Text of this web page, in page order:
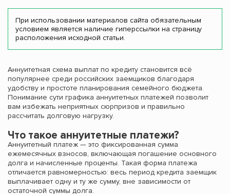
При использовании материалов сайта обязательным
условием является наличие гиперссылки на страницу
расположения исходной статьи.
Аннуитетная схема выплат по кредиту становится всё
популярнее среди российских заемщиков благодаря
удобству и простоте планирования семейного бюджета.
Понимание сути графика аннуитетных платежей позволит
вам избежать неприятных сюрпризов и правильно
рассчитать долговую нагрузку.
Что такое аннуитетные платежи?
Аннуитетный платеж — это фиксированная сумма
ежемесячных взносов, включающая погашение основного
долга и начисленные проценты. Такая форма платежа
отличается равномерностью: весь период кредита заемщик
выплачивает одну и ту же сумму, вне зависимости от
остаточной суммы долга.